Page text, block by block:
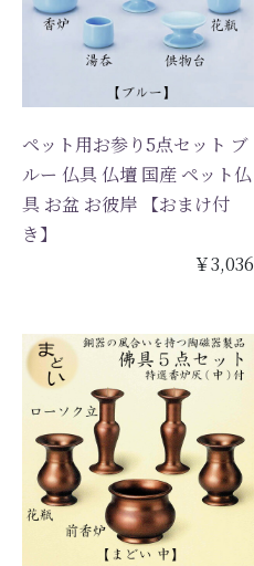
ペット用お参り5点セット ブ
ルー 仏具 仏壇 国産 ペット仏
具 お盆 お彼岸 【おまけ付
き】
￥3,036